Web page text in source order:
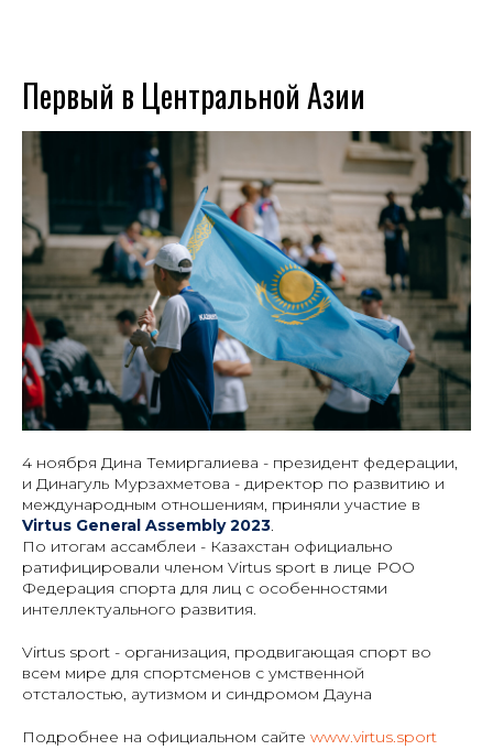
Первый в Центральной Азии
4 ноября Дина Темиргалиева - президент федерации,
и Динагуль Мурзахметова - директор по развитию и
международным отношениям, приняли участие в
Virtus General Assembly 2023.
По итогам ассамблеи - Казахстан официально
ратифицировали членом Virtus sport в лице РОО
Федерация спорта для лиц с особенностями
интеллектуального развития.
Virtus sport - организация, продвигающая спорт во
всем мире для спортсменов с умственной
отсталостью, аутизмом и синдромом Дауна
Подробнее на официальном сайте www.virtus.sport